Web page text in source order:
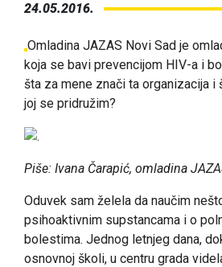
24.05.2016.
Omladina JAZAS Novi Sad je
koja se bavi prevencijom HIV-a i
šta za mene znači ta organizacija i
joj se pridružim?
Piše: Ivana Čarapić, omladina
Oduvek sam želela da naučim
psihoaktivnim supstancama i o
bolestima. Jednog letnjeg dana,
osnovnoj školi, u centru grada